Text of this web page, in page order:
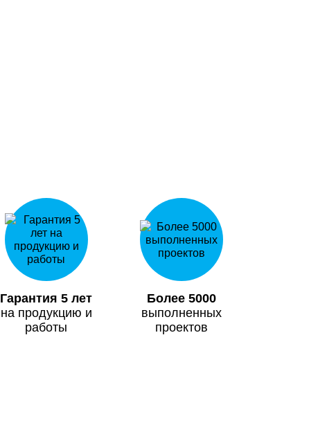
Гарантия 5 лет
на продукцию и
работы
Более 5000
выполненных
проектов